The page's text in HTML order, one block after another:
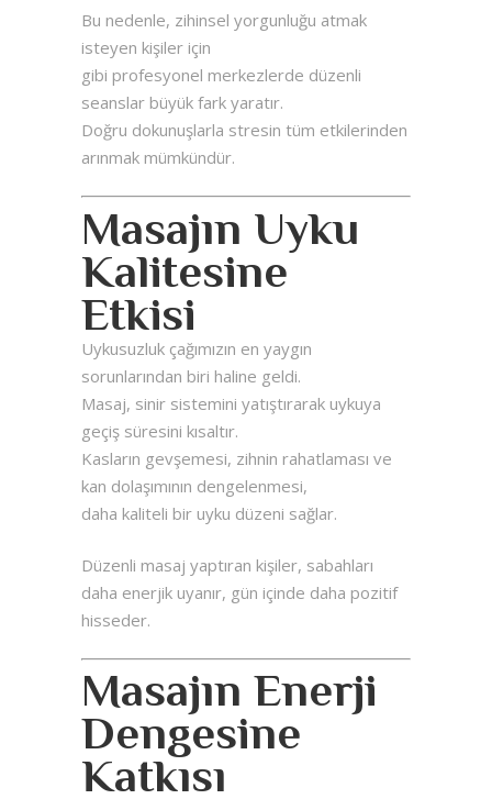
Bu nedenle, zihinsel yorgunluğu atmak
isteyen kişiler için
gibi profesyonel merkezlerde düzenli
seanslar büyük fark yaratır.
Doğru dokunuşlarla stresin tüm etkilerinden
arınmak mümkündür.
Masajın Uyku
Kalitesine
Etkisi
Uykusuzluk çağımızın en yaygın
sorunlarından biri haline geldi.
Masaj, sinir sistemini yatıştırarak uykuya
geçiş süresini kısaltır.
Kasların gevşemesi, zihnin rahatlaması ve
kan dolaşımının dengelenmesi,
daha kaliteli bir uyku düzeni sağlar.
Düzenli masaj yaptıran kişiler, sabahları
daha enerjik uyanır, gün içinde daha pozitif
hisseder.
Masajın Enerji
Dengesine
Katkısı